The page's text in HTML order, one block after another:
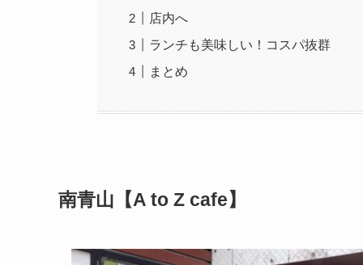
店内へ
ランチも美味しい！コスパ抜群
まとめ
南青山【A to Z cafe】